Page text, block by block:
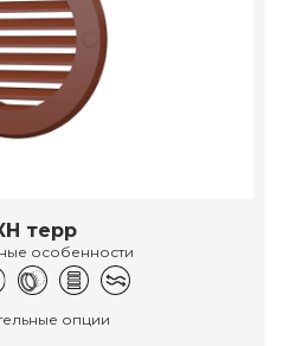
терр
особенности
опции